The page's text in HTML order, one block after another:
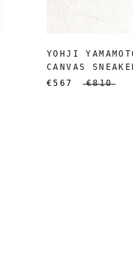
YOHJI
CANVAS
€567
€810